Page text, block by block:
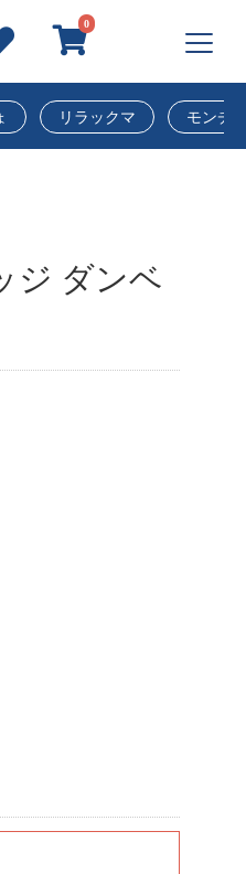
0
リラックマ モンチ
ジ ダンベ